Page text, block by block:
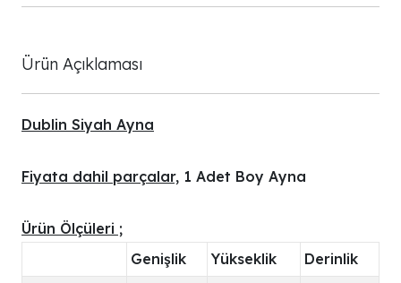
Ürün Açıklaması
Dublin Siyah Ayna
Fiyata dahil parçalar, 1 Adet Boy Ayna
Ürün Ölçüleri ;
Genişlik
Yükseklik
Derinlik